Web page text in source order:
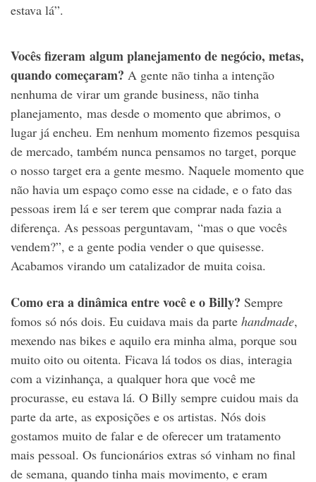
estava lá”.
Vocês fizeram algum planejamento de negócio, metas,
quando começaram? A gente não tinha a intenção
nenhuma de virar um grande business, não tinha
planejamento, mas desde o momento que abrimos, o
lugar já encheu. Em nenhum momento fizemos pesquisa
de mercado, também nunca pensamos no target, porque
o nosso target era a gente mesmo. Naquele momento que
não havia um espaço como esse na cidade, e o fato das
pessoas irem lá e ser terem que comprar nada fazia a
diferença. As pessoas perguntavam, “mas o que vocês
vendem?”, e a gente podia vender o que quisesse.
Acabamos virando um catalizador de muita coisa.
Como era a dinâmica entre você e o Billy? Sempre
fomos só nós dois. Eu cuidava mais da parte handmade,
mexendo nas bikes e aquilo era minha alma, porque sou
muito oito ou oitenta. Ficava lá todos os dias, interagia
com a vizinhança, a qualquer hora que você me
procurasse, eu estava lá. O Billy sempre cuidou mais da
parte da arte, as exposições e os artistas. Nós dois
gostamos muito de falar e de oferecer um tratamento
mais pessoal. Os funcionários extras só vinham no final
de semana, quando tinha mais movimento, e eram